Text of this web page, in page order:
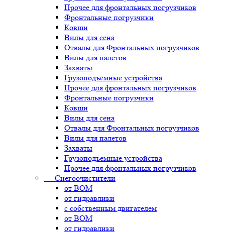
Прочее для фронтальных погрузчиков
Фронтальные погрузчики
Ковши
Вилы для сена
Отвалы для Фронтальных погрузчиков
Вилы для палетов
Захваты
Грузоподъемные устройства
Прочее для фронтальных погрузчиков
Фронтальные погрузчики
Ковши
Вилы для сена
Отвалы для Фронтальных погрузчиков
Вилы для палетов
Захваты
Грузоподъемные устройства
Прочее для фронтальных погрузчиков
- Снегоочистители
от ВОМ
от гидравлики
с собственным двигателем
от ВОМ
от гидравлики